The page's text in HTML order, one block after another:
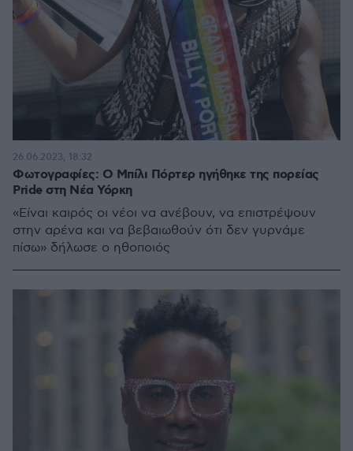
Φωτογραφίες: Ο Μπίλι Πόρτερ ηγήθηκε της πορείας
Pride στη Νέα Υόρκη
«Είναι καιρός οι νέοι να ανέβουν, να επιστρέψουν
στην αρένα και να βεβαιωθούν ότι δεν γυρνάμε
πίσω» δήλωσε ο ηθοποιός
26.06.2023, 18:32